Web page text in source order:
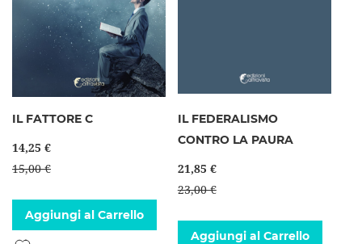
IL FATTORE C
14,25 €
15,00 €
Aggiungi al Carrello
IL FEDERALISMO
CONTRO LA PAURA
21,85 €
23,00 €
Aggiungi al Carrello